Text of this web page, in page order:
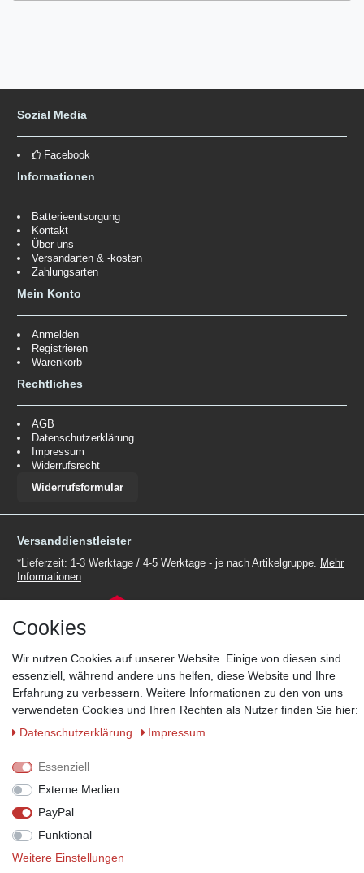
Sozial Media
Facebook
Informationen
Batterieentsorgung
Kontakt
Über uns
Versandarten & -kosten
Zahlungsarten
Mein Konto
Anmelden
Registrieren
Warenkorb
Rechtliches
AGB
Datenschutzerklärung
Impressum
Widerrufsrecht
Widerrufsformular
Versanddienstleister
*Lieferzeit: 1-3 Werktage / 4-5 Werktage - je nach Artikelgruppe. Mehr
Informationen
Zahlungsmöglichkeiten
Wir behalten uns das Recht vor im Einzelfall bestimmte
Zahlungsarten auszuschließen.Mehr Informationen
© Copyright 2026 Marabella´s | Alle Rechte vorbehalten. | Grundpreise
siehe Artikeldetails.
Cookies
Wir nutzen Cookies auf unserer Website. Einige von diesen sind
essenziell, während andere uns helfen, diese Website und Ihre
Erfahrung zu verbessern. Weitere Informationen zu den von uns
verwendeten Cookies und Ihren Rechten als Nutzer finden Sie hier:
Daten­schutz­erklärung
Impressum
Essenziell
Externe Medien
PayPal
Funktional
Weitere Einstellungen